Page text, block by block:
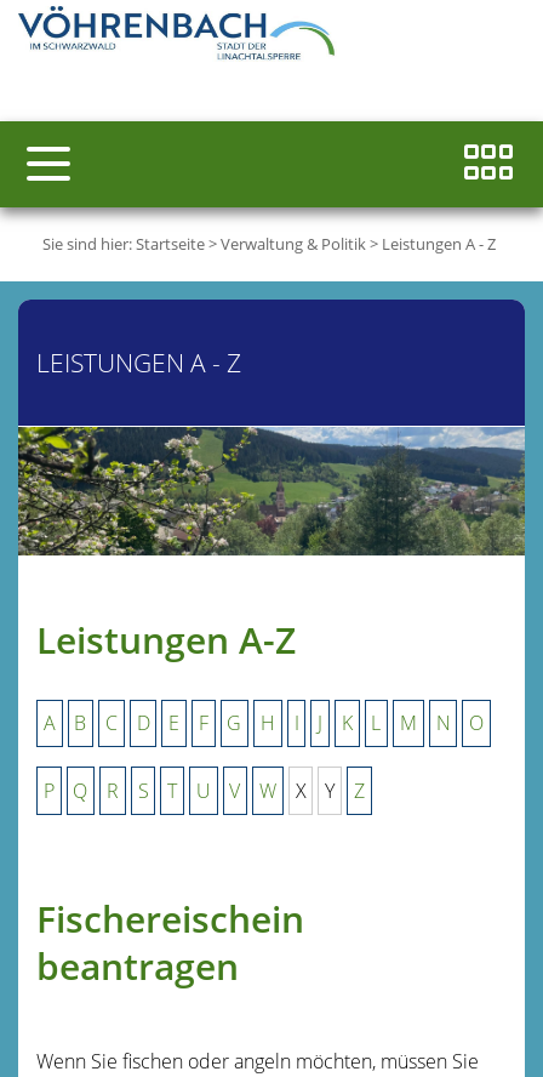
Sie sind hier:Startseite>Verwaltung & Politik> Leistungen A - Z
LEISTUNGEN A - Z
Leistungen A-Z
A B C D E F G H I J K L M N O
P Q R S T U V W X Y Z
Fischereischein
beantragen
Wenn Sie fischen oder angeln möchten, müssen Sie